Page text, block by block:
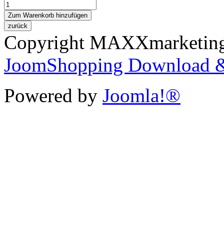
Copyright
JoomShopping Download
Powered by Joomla!®